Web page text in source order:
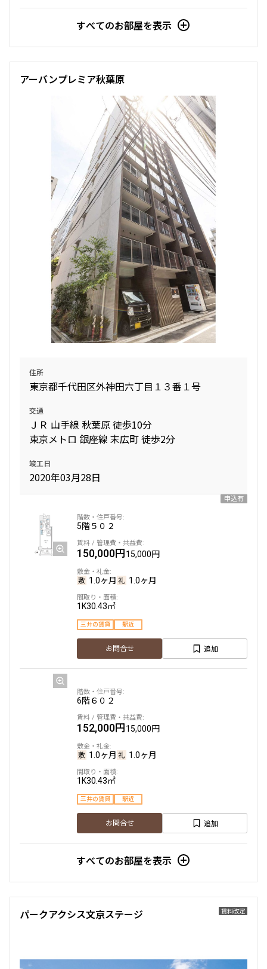
すべてのお部屋を表示
アーバンプレミア秋葉原
住所
東京都千代田区外神田六丁目１３番１号
交通
ＪＲ 山手線 秋葉原 徒歩10分
東京メトロ 銀座線 末広町 徒歩2分
竣工日
2020年03月28日
申込有
5階５０２
150,000円15,000円
1.0ヶ月 1.0ヶ月
1K30.43㎡
三井の賃貸 駅近
お問合せ 追加
6階６０２
152,000円15,000円
1.0ヶ月 1.0ヶ月
1K30.43㎡
三井の賃貸 駅近
お問合せ 追加
すべてのお部屋を表示
賃料改定
パークアクシス文京ステージ